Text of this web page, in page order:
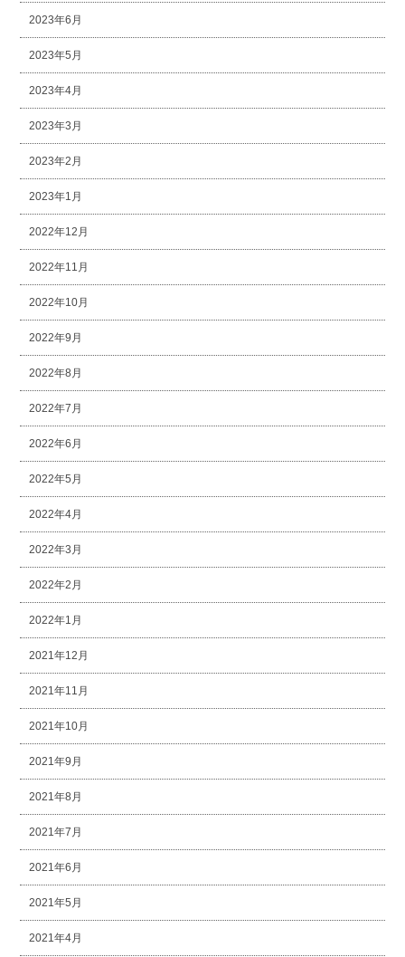
2023年6月
2023年5月
2023年4月
2023年3月
2023年2月
2023年1月
2022年12月
2022年11月
2022年10月
2022年9月
2022年8月
2022年7月
2022年6月
2022年5月
2022年4月
2022年3月
2022年2月
2022年1月
2021年12月
2021年11月
2021年10月
2021年9月
2021年8月
2021年7月
2021年6月
2021年5月
2021年4月